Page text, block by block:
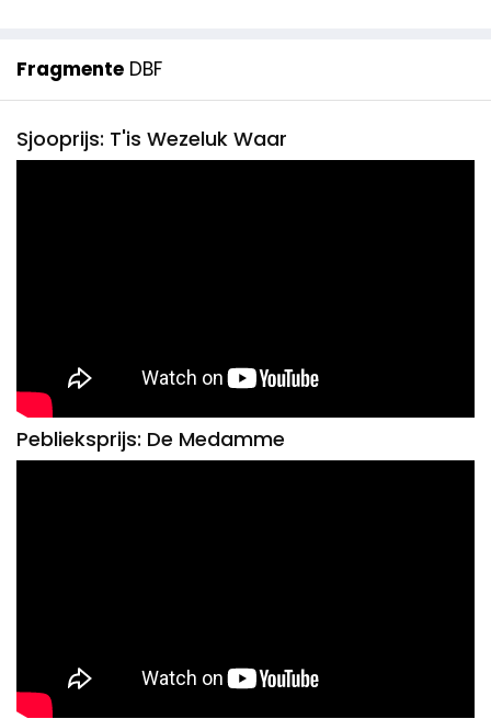
Fragmente DBF
Sjooprijs: T'is Wezeluk Waar
Peblieksprijs: De Medamme